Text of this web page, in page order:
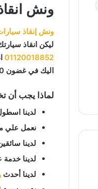
ونش
ونش إنقاذ
ليكن انقاذ
01120018852
اليك في غضون 30 دقيقة بحد اقصي.
لماذا يجب أن
لدينا
نعمل علي مدار الساعة لمدة
لدينا
لدينا
لدينا أحدث